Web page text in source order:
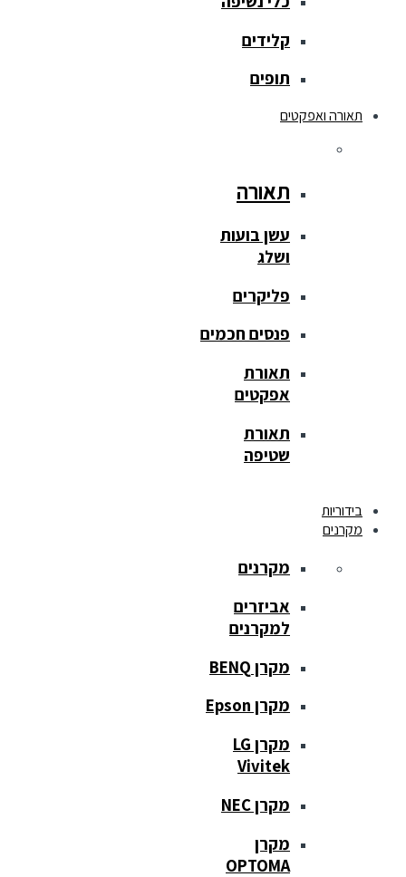
קלידים
תופים
תאורה ואפקטים
תאורה
עשן בועות
ושלג
פליקרים
פנסים חכמים
תאורת
אפקטים
תאורת
שטיפה
בידוריות
מקרנים
מקרנים
אביזרים
למקרנים
מקרן BENQ
מקרן Epson
מקרן LG
Vivitek
מקרן NEC
מקרן
OPTOMA